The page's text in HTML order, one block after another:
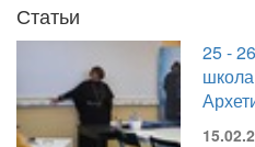
Статьи
25 -